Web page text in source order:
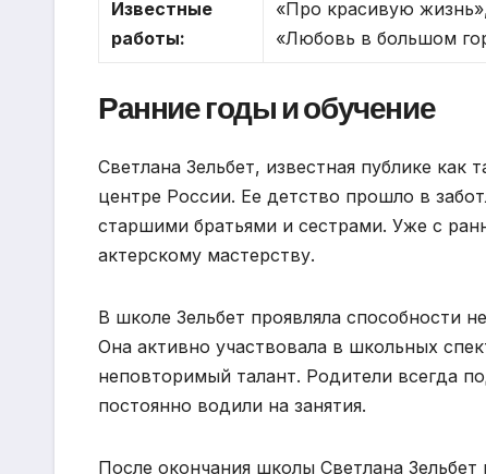
Известные
работы:
«Про красивую
«Любовь в большом
Ранние годы и обучение
Светлана Зельбет, известная публике как
центре России. Ее детство прошло в
старшими братьями и сестрами. Уже с
актерскому мастерству.
В школе Зельбет проявляла способности
Она активно участвовала в школьных
неповторимый талант. Родители всегда
постоянно водили на занятия.
После окончания школы Светлана